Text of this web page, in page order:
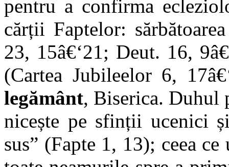
pentru a confirma
cărții Faptelor:
23, 15â€‘21; Deut. 16,
(Cartea Jubileelor 6,
legământ, Biserica. Duhul
nicește pe sfinții ucenici
sus” (Fapte 1, 13); ceea